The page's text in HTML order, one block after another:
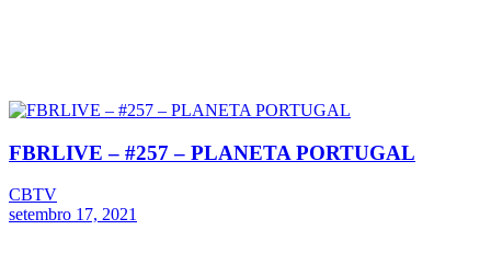
FBRLIVE – #257 – PLANETA PORTUGAL
CBTV
setembro 17, 2021